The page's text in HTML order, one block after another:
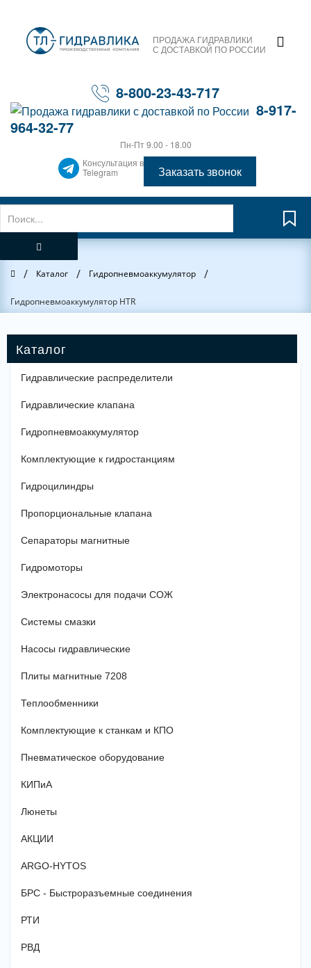
ПРОДАЖА ГИДРАВЛИКИ
С ДОСТАВКОЙ ПО РОССИИ
8-800-23-43-717
8-917-
964-32-77
Пн-Пт 9.00 - 18.00
Консультация в
Telegram
Заказать звонок
Главная
/ Каталог / Гидропневмоаккумулятор /
Гидропневмоаккумулятор HTR
Гидравлические распределители
Гидравлические клапана
Гидропневмоаккумулятор
Комплектующие к гидростанциям
Гидроцилиндры
Пропорциональные клапана
Сепараторы магнитные
Гидромоторы
Электронасосы для подачи СОЖ
Системы смазки
Насосы гидравлические
Плиты магнитные 7208
Теплообменники
Комплектующие к станкам и КПО
Пневматическое оборудование
КИПиА
Люнеты
АКЦИИ
ARGO-HYTOS
БРС - Быстроразъемные соединения
РТИ
РВД